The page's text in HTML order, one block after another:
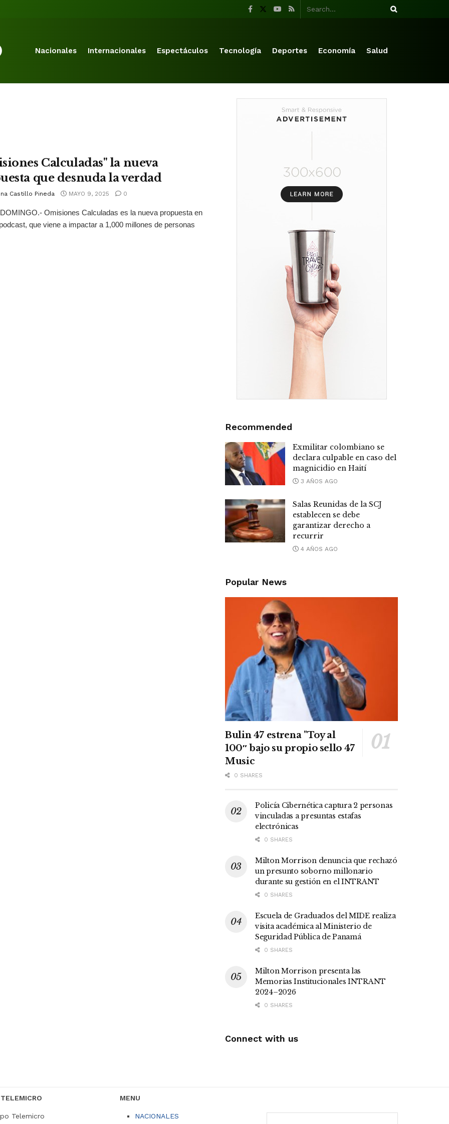
Nacionales Internacionales Espectáculos Tecnología Deportes Economía Salud
Calculadas" la nueva
que desnuda la verdad
Castillo Pineda MAYO 9, 2025 0
Omisiones Calculadas es la nueva propuesta en
que viene a impactar a 1,000 millones de personas
Recommended
Exmilitar colombiano se
declara culpable en caso del
magnicidio en Haití
3 AÑOS AGO
Salas Reunidas de la SCJ
establecen se debe
garantizar derecho a
recurrir
4 AÑOS AGO
Popular News
Bulin 47 estrena "Toy al
100″ bajo su propio sello 47
Music
0 SHARES
Policía Cibernética captura 2 personas
vinculadas a presuntas estafas
electrónicas
0 SHARES
Milton Morrison denuncia que rechazó
un presunto soborno millonario
durante su gestión en el INTRANT
0 SHARES
Escuela de Graduados del MIDE realiza
visita académica al Ministerio de
Seguridad Pública de Panamá
0 SHARES
Milton Morrison presenta las
Memorias Institucionales INTRANT
2024–2026
0 SHARES
Connect with us
Telemicro
MENU
NACIONALES